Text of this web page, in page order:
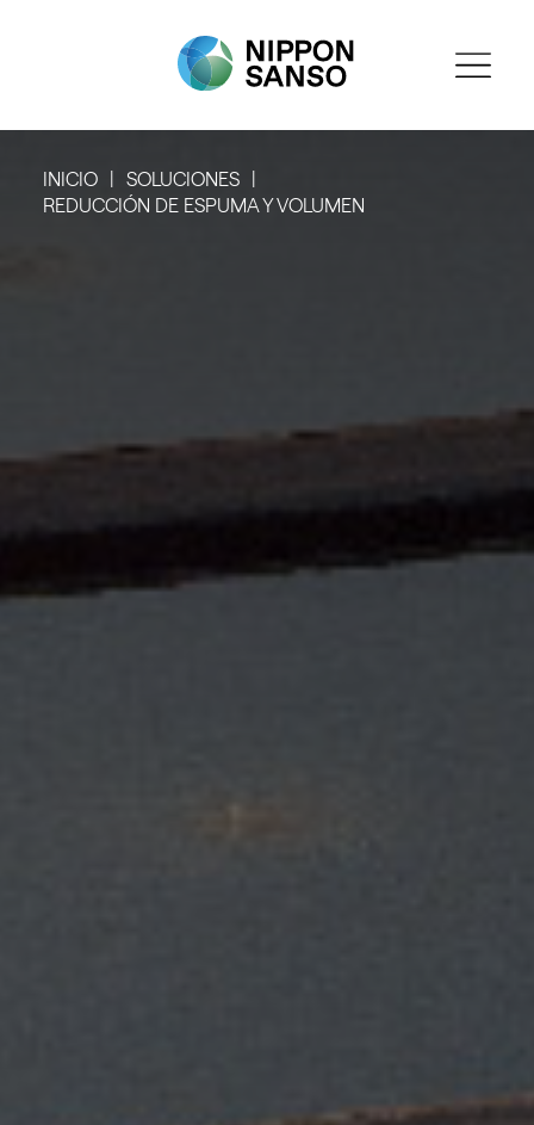
INICIO
SOLUCIONES
REDUCCIÓN DE ESPUMA Y VOLUMEN